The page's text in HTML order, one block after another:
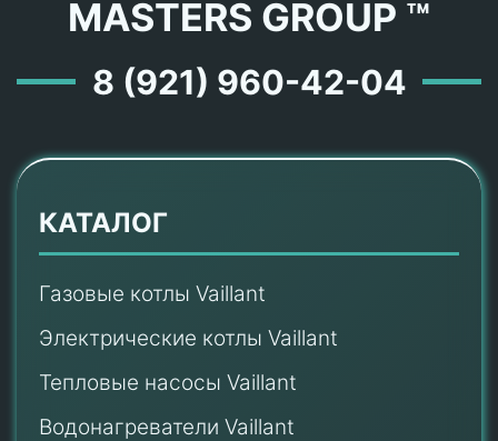
MASTERS GROUP ™
8 (921) 960-42-04
КАТАЛОГ
Газовые котлы Vaillant
Электрические котлы Vaillant
Тепловые насосы Vaillant
Водонагреватели Vaillant